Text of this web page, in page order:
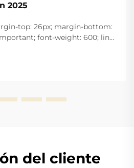
2025
top: 26px; margin-bottom:
font-weight: 600; line-
size: 20px !important; font-
del cliente